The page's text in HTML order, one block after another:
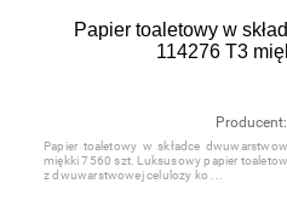
Papier toaletowy w
114276 T3
Producent:
Papier toaletowy w składce
miękki 7560 szt. Luksusowy papier
z dwuwarstwowej celulozy ko